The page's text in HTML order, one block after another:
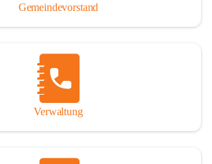
Gemeindevorstand
Verwaltung